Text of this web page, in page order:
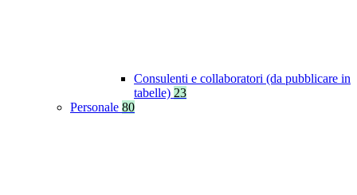
Consulenti e collaboratori (da pubblicare in
tabelle) 23
Personale 80